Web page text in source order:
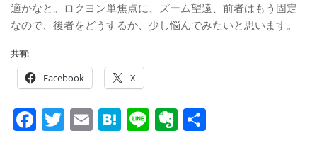
適かなと。ロクヨン単焦点に、ズーム望遠、前者はもう固定
なので、後者をどうするか、少し悩んでみたいと思います。
共有:
Facebook X
Facebook
Twitter
EmailHatena
LineEvernote